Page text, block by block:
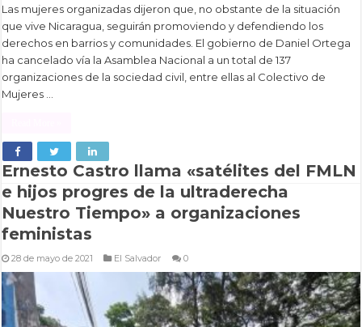
Las mujeres organizadas dijeron que, no obstante de la situación
que vive Nicaragua, seguirán promoviendo y defendiendo los
derechos en barrios y comunidades. El gobierno de Daniel Ortega
ha cancelado vía la Asamblea Nacional a un total de 137
organizaciones de la sociedad civil, entre ellas al Colectivo de
Mujeres …
Ernesto Castro llama «satélites del FMLN
e hijos progres de la ultraderecha
Nuestro Tiempo» a organizaciones
feministas
28 de mayo de 2021 El Salvador 0